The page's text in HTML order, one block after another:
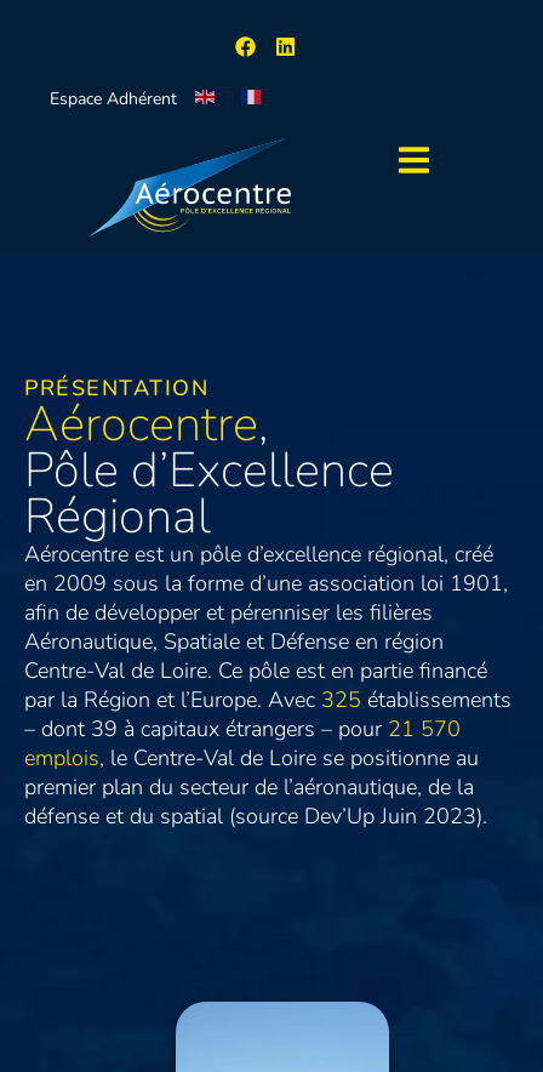
Espace Adhérent
PRÉSENTATION
Aérocentre,
Pôle d’Excellence
Régional
Aérocentre est un pôle d’excellence régional, créé
en 2009 sous la forme d’une association loi 1901,
afin de développer et pérenniser les filières
Aéronautique, Spatiale et Défense en région
Centre-Val de Loire. Ce pôle est en partie financé
par la Région et l’Europe. Avec 325 établissements
– dont 39 à capitaux étrangers – pour 21 570
emplois, le Centre-Val de Loire se positionne au
premier plan du secteur de l’aéronautique, de la
défense et du spatial (source Dev’Up Juin 2023).